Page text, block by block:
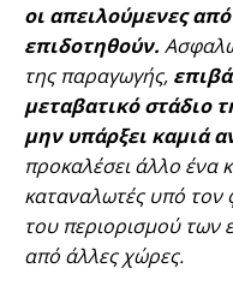
οι απειλούμενες
επιδοτηθούν.
της παραγωγής,
μεταβατικό στάδιο
μην υπάρξει καμιά
προκαλέσει άλλο ένα
καταναλωτές υπό τον
του περιορισμού των
από άλλες χώρες.